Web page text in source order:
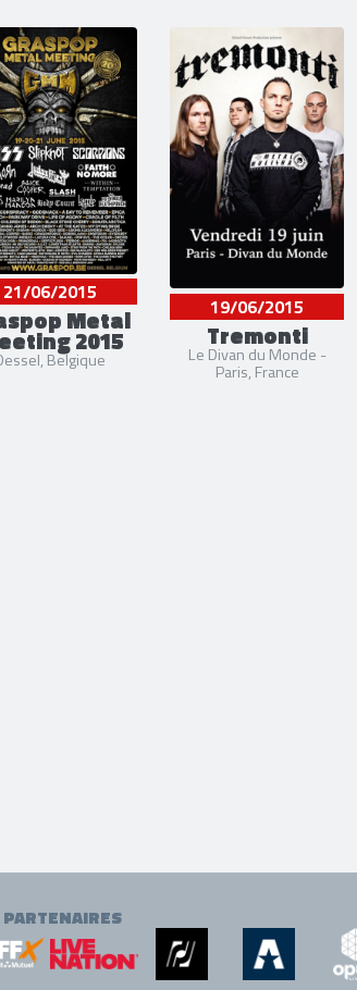
21/06/2015
Metal
2015
Belgique
19/06/2015
Tremonti
Le Divan du Monde -
Paris, France